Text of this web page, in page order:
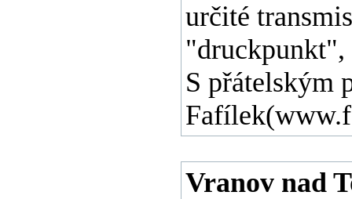
určité
"druckpunkt",
S přátelským
Vranov nad